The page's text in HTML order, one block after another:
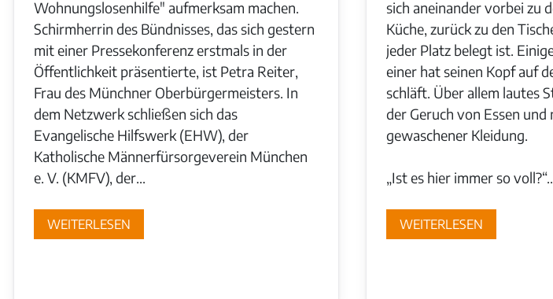
Wohnungslosenhilfe" aufmerksam machen.
Schirmherrin des Bündnisses, das sich gestern
mit einer Pressekonferenz erstmals in der
Öffentlichkeit präsentierte, ist Petra Reiter,
Frau des Münchner Oberbürgermeisters. In
dem Netzwerk schließen sich das
Evangelische Hilfswerk (EHW), der
Katholische Männerfürsorgeverein München
e. V. (KMFV), der...
WEITERLESEN
sich aneinander vorbei zu
Küche, zurück zu den
jeder Platz belegt ist.
einer hat seinen Kopf auf
schläft. Über allem lautes
der Geruch von Essen
gewaschener Kleidung.
„Ist es hier immer so
WEITERLESEN